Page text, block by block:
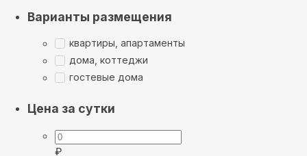
Варианты размещения
квартиры, апартаменты
дома, коттеджи
гостевые дома
Цена за сутки
₽